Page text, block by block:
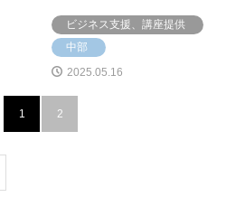
ビジネス支援、講座提供
中部
2025.05.16
1 2